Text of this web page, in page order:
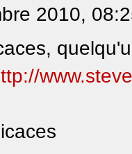
2010,